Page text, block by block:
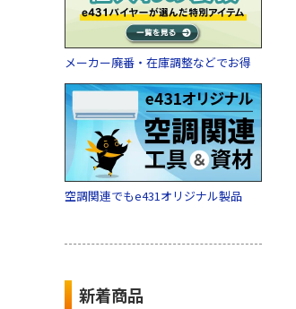
メーカー廃番・在庫調整などでお得
空調関連でもe431オリジナル製品
新着商品